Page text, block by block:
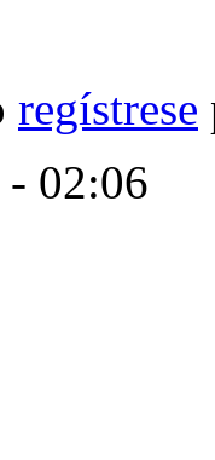
regístrese
- 02:06